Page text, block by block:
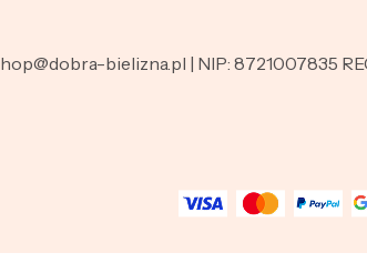
bielizna.pl | NIP: 8721007835